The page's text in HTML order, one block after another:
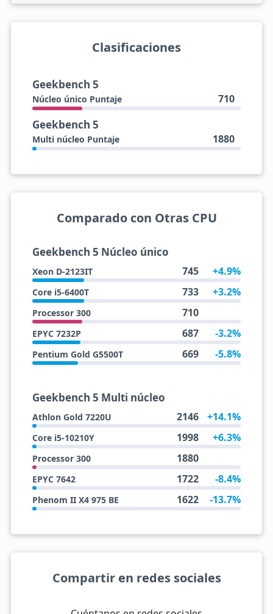
Clasificaciones
Geekbench 5
Núcleo único Puntaje 710
Geekbench 5
Multi núcleo Puntaje 1880
Comparado con Otras CPU
Geekbench 5 Núcleo único
Xeon D-2123IT 745 +4.9%
Core i5-6400T 733 +3.2%
Processor 300 710
EPYC 7232P 687 -3.2%
Pentium Gold G5500T 669 -5.8%
Geekbench 5 Multi núcleo
Athlon Gold 7220U 2146 +14.1%
Core i5-10210Y 1998 +6.3%
Processor 300 1880
EPYC 7642 1722 -8.4%
Phenom II X4 975 BE 1622 -13.7%
Compartir en redes sociales